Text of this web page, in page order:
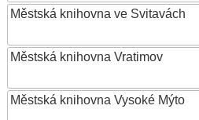
Městská knihovna ve Svitavách
Městská knihovna Vratimov
Městská knihovna Vysoké Mýto